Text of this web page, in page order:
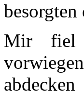
besorgten
Mir fiel